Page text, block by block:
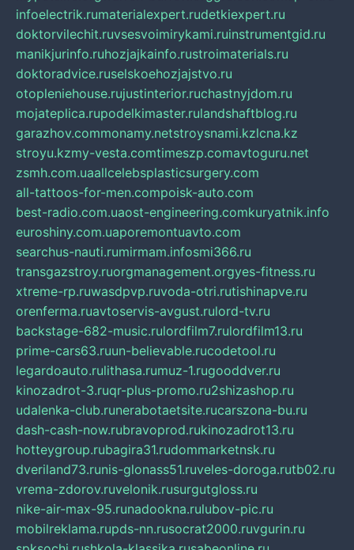
infoelectrik.rumaterialexpert.rudetkiexpert.ru
doktorvilechit.ruvsesvoimirykami.ruinstrumentgid.ru
manikjurinfo.ruhozjajkainfo.rustroimaterials.ru
doktoradvice.ruselskoehozjajstvo.ru
otopleniehouse.rujustinterior.ruchastnyjdom.ru
mojateplica.rupodelkimaster.rulandshaftblog.ru
garazhov.commonamy.netstroysnami.kzlcna.kz
stroyu.kzmy-vesta.comtimeszp.comavtoguru.net
zsmh.com.uaallcelebsplasticsurgery.com
all-tattoos-for-men.compoisk-auto.com
best-radio.com.uaost-engineering.comkuryatnik.info
euroshiny.com.uaporemontuavto.com
searchus-nauti.rumirmam.infosmi366.ru
transgazstroy.ruorgmanagement.orgyes-fitness.ru
xtreme-rp.ruwasdpvp.ruvoda-otri.rutishinapve.ru
orenferma.ruavtoservis-avgust.rulord-tv.ru
backstage-682-music.rulordfilm7.rulordfilm13.ru
prime-cars63.ruun-believable.rucodetool.ru
legardoauto.rulithasa.rumuz-1.rugooddver.ru
kinozadrot-3.ruqr-plus-promo.ru2shizashop.ru
udalenka-club.runerabotaetsite.rucarszona-bu.ru
dash-cash-now.rubravoprod.rukinozadrot13.ru
hotteygroup.rubagira31.rudommarketnsk.ru
dveriland73.runis-glonass51.ruveles-doroga.rutb02.ru
vrema-zdorov.ruvelonik.rusurgutgloss.ru
nike-air-max-95.runadookna.rulubov-pic.ru
mobilreklama.rupds-nn.rusocrat2000.ruvgurin.ru